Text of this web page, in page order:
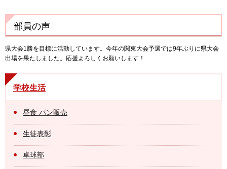
部員の声
県大会1勝を目標に活動しています。今年の関東大会予選では9年ぶりに県大会
出場を果たしました。応援よろしくお願いします！
学校生活
昼食 パン販売
生徒表彰
卓球部